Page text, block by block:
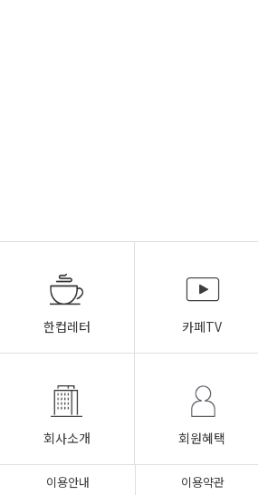
한컵레터 카페TV
회사소개 회원혜택
이용안내 이용약관